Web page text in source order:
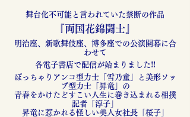
舞台化不可能と言われていた禁断の作品
『両国花錦闘士』
明治座、新歌舞伎座、博多座での公演開幕に合
わせて
各電子書店で配信が始まりました!!
ぽっちゃりアンコ型力士「雪乃童」と美形ソッ
プ型力士「昇竜」の
青春をかけたどすこい人生に巻き込まれる相撲
記者「淳子」
​昇竜に惹かれる怪しい美人女社長「桜子」